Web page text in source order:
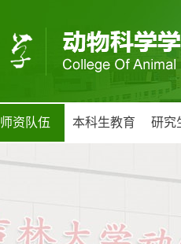
师资队伍 本科生教育 研究